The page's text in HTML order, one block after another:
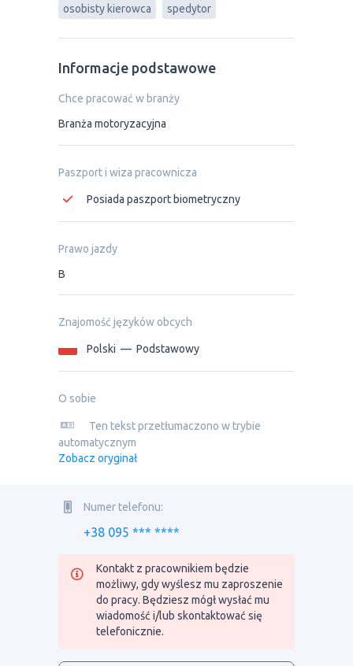
osobisty kierowca spedytor
Informacje podstawowe
Chce pracować w branży
Branża motoryzacyjna
Paszport i wiza pracownicza
Posiada paszport biometryczny
Prawo jazdy
B
Znajomość języków obcych
Polski — Podstawowy
O sobie
Ten tekst przetłumaczono w trybie
automatycznym
Zobacz oryginał
Numer telefonu:
+38 095 *** ****
Kontakt z pracownikiem będzie
możliwy, gdy wyślesz mu zaproszenie
do pracy. Będziesz mógł wysłać mu
wiadomość i/lub skontaktować się
telefonicznie.